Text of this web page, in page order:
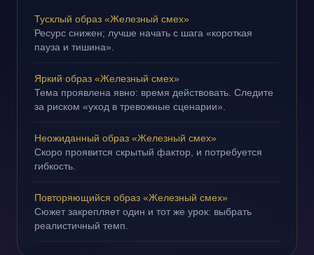
Тусклый образ «Железный смех»
Ресурс снижен; лучше начать с шага «короткая
пауза и тишина».
Яркий образ «Железный смех»
Тема проявлена явно: время действовать. Следите
за риском «уход в тревожные сценарии».
Неожиданный образ «Железный смех»
Скоро проявится скрытый фактор, и потребуется
гибкость.
Повторяющийся образ «Железный смех»
Сюжет закрепляет один и тот же урок: выбрать
реалистичный темп.